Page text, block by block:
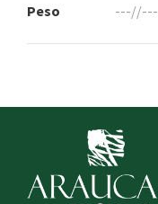
Peso ---//---